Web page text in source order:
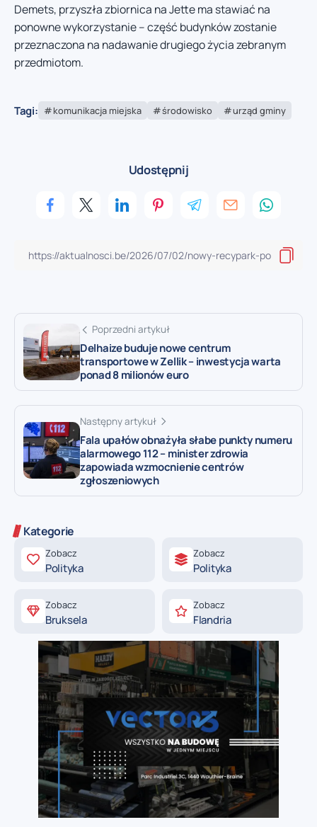
Demets, przyszła zbiornica na Jette ma stawiać na
ponowne wykorzystanie – część budynków zostanie
przeznaczona na nadawanie drugiego życia zebranym
przedmiotom.
Tagi: komunikacja miejska środowisko urząd gminy
Udostępnij
Poprzedni artykuł
Delhaize buduje nowe centrum
transportowe w Zellik – inwestycja warta
ponad 8 milionów euro
Następny artykuł
Fala upałów obnażyła słabe punkty numeru
alarmowego 112 – minister zdrowia
zapowiada wzmocnienie centrów
zgłoszeniowych
Kategorie
Zobacz
Polityka
Zobacz
Polityka
Zobacz
Bruksela
Zobacz
Flandria